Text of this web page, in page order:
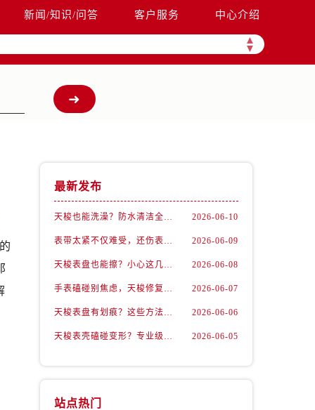
新闻/知识/问答 客户服务 中心介绍
▲
▼
最新发布
天梭也能洗澡？防水清洁全攻略 2026-06-10
表带太紧不仅难受，还伤表！天梭佩戴优化技巧 2026-06-09
天梭表盘也能擦？小心这几点才不伤机芯 2026-06-08
手表磕碰别焦虑，天梭修复有妙招 2026-06-07
天梭表盘有划痕？这些方法你一定要试试！ 2026-06-06
天梭表壳磕碰变形？专业级修复流程大公开 2026-06-05
站点热门